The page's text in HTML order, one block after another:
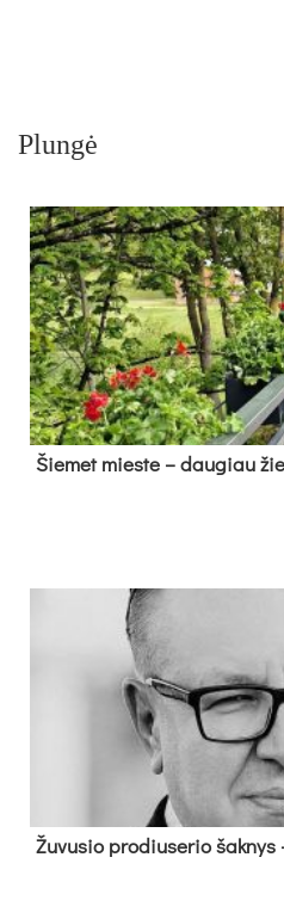
Plungė
Šie­met mies­te – dau­giau
Žu­vu­sio pro­diu­se­rio šak­nys